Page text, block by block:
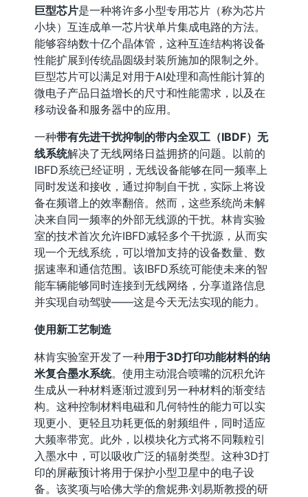
巨型芯片是一种将许多小型专用芯片（称为芯片
小块）互连成单一芯片状单片集成电路的方法。
能够容纳数十亿个晶体管，这种互连结构将设备
性能扩展到传统晶圆级封装所施加的限制之外。
巨型芯片可以满足对用于AI处理和高性能计算的
微电子产品日益增长的尺寸和性能需求，以及在
移动设备和服务器中的应用。
一种带有先进干扰抑制的带内全双工（IBDF）无
线系统解决了无线网络日益拥挤的问题。以前的
IBFD系统已经证明，无线设备能够在同一频率上
同时发送和接收，通过抑制自干扰，实际上将设
备在频谱上的效率翻倍。然而，这些系统尚未解
决来自同一频率的外部无线源的干扰。林肯实验
室的技术首次允许IBFD减轻多个干扰源，从而实
现一个无线系统，可以增加支持的设备数量、数
据速率和通信范围。该IBFD系统可能使未来的智
能车辆能够同时连接到无线网络，分享道路信息
并实现自动驾驶——这是今天无法实现的能力。
使用新工艺制造
林肯实验室开发了一种用于3D打印功能材料的纳
米复合墨水系统。使用主动混合喷嘴的沉积允许
生成从一种材料逐渐过渡到另一种材料的渐变结
构。这种控制材料电磁和几何特性的能力可以实
现更小、更轻且功耗更低的射频组件，同时适应
大频率带宽。此外，以模块化方式将不同颗粒引
入墨水中，可以吸收广泛的辐射类型。这种3D打
印的屏蔽预计将用于保护小型卫星中的电子设
备。该奖项与哈佛大学的詹妮弗·刘易斯教授的研